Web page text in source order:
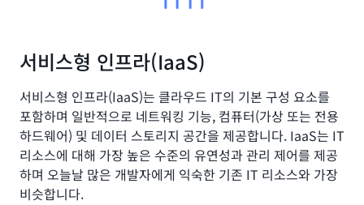
서비스형 인프라(IaaS)
서비스형 인프라(IaaS)는 클라우드 IT의 기본 구성 요소를
포함하며 일반적으로 네트워킹 기능, 컴퓨터(가상 또는 전용
하드웨어) 및 데이터 스토리지 공간을 제공합니다. IaaS는 IT
리소스에 대해 가장 높은 수준의 유연성과 관리 제어를 제공
하며 오늘날 많은 개발자에게 익숙한 기존 IT 리소스와 가장
비슷합니다.